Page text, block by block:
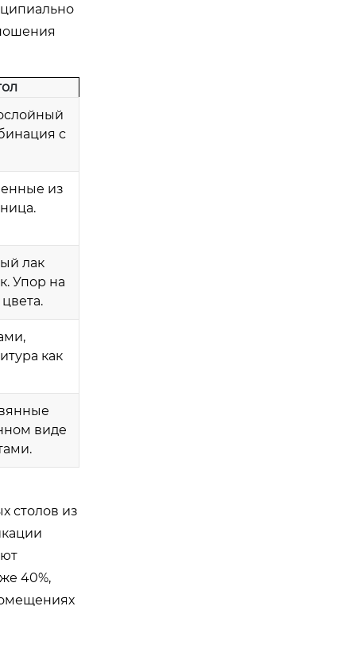
с
из
лак
Упор на
как
виде
столов из
40%,